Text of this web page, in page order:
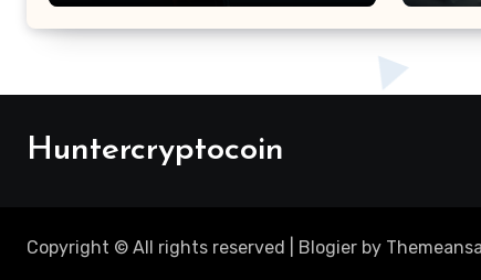
Huntercryptocoin
Copyright © All rights reserved Blogier by